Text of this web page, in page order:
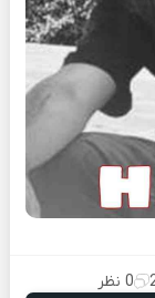
0 نظر